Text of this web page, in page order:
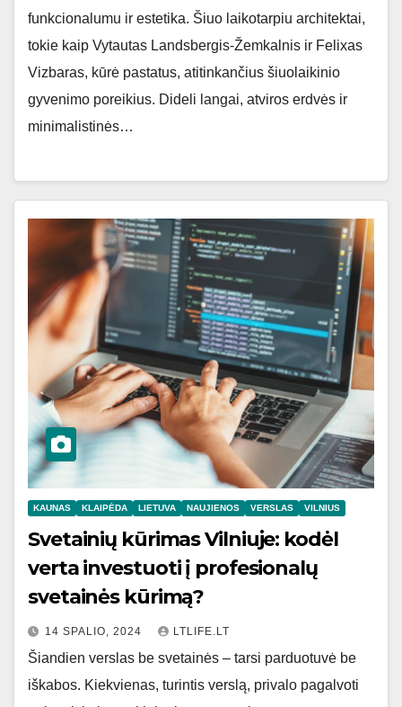
funkcionalumu ir estetika. Šiuo laikotarpiu architektai,
tokie kaip Vytautas Landsbergis-Žemkalnis ir Felixas
Vizbaras, kūrė pastatus, atitinkančius šiuolaikinio
gyvenimo poreikius. Dideli langai, atviros erdvės ir
minimalistinės…
KAUNAS KLAIPĖDA LIETUVA NAUJIENOS VERSLAS VILNIUS
Svetainių kūrimas Vilniuje: kodėl
verta investuoti į profesionalų
svetainės kūrimą?
14 SPALIO, 2024 LTLIFE.LT
Šiandien verslas be svetainės – tarsi parduotuvė be
iškabos. Kiekvienas, turintis verslą, privalo pagalvoti